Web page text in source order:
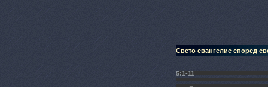
Свето евангелие според
5:1-11